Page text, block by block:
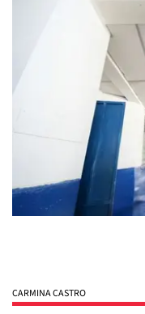
CARMINA CASTRO